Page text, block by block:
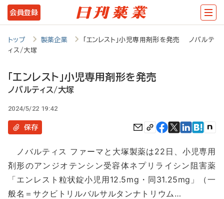
メ
イ
ツ
に
動
会員登録
トップ 製薬企業
「エンレスト」小児専用剤形を発売 ノバルテ
ィス/大塚
「エンレスト」小児専用剤形を発売
ノバルティス/大塚
2024/5/22 19:42
保存
ノバルティス ファーマと大塚製薬は22日、小児専用
剤形のアンジオテンシン受容体ネプリライシン阻害薬
「エンレスト粒状錠小児用12.5mg・同31.25mg」（一
般名＝サクビトリルバルサルタンナトリウム…